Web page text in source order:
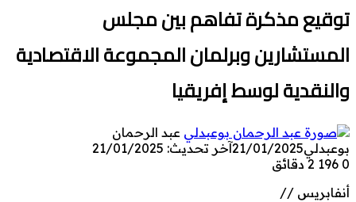
توقيع مذكرة تفاهم بين مجلس
المستشارين وبرلمان المجموعة الاقتصادية
والنقدية لوسط إفريقيا
عبد الرحمان
بوعبدلي21/01/2025آخر تحديث: 21/01/2025
0
2 دقائق
أنفابريس //